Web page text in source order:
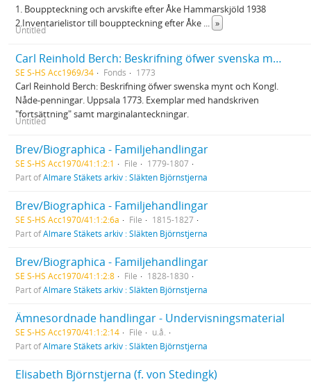
1. Bouppteckning och arvskifte efter Åke Hammarskjöld 1938
2.Inventarielistor till bouppteckning efter Åke ... »
Untitled
Carl Reinhold Berch: Beskrifning öfwer svenska mynt...
SE S-HS Acc1969/34 Fonds 1773
Carl Reinhold Berch: Beskrifning öfwer swenska mynt och Kongl.
Nåde-penningar. Uppsala 1773. Exemplar med handskriven
"fortsättning" samt marginalanteckningar.
Untitled
Brev/Biographica - Familjehandlingar
SE S-HS Acc1970/41:1:2:1 File
1779-1807
Part ofAlmare Stäkets arkiv : Släkten Björnstjerna
Brev/Biographica - Familjehandlingar
SE S-HS Acc1970/41:1:2:6a File
1815-1827
Part ofAlmare Stäkets arkiv : Släkten Björnstjerna
Brev/Biographica - Familjehandlingar
SE S-HS Acc1970/41:1:2:8 File
1828-1830
Part ofAlmare Stäkets arkiv : Släkten Björnstjerna
Ämnesordnade handlingar - Undervisningsmaterial
SE S-HS Acc1970/41:1:2:14 File
u.å.
Part ofAlmare Stäkets arkiv : Släkten Björnstjerna
Elisabeth Björnstjerna (f. von Stedingk)